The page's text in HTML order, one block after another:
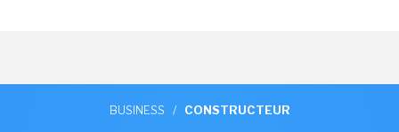
BUSINESS / CONSTRUCTEUR